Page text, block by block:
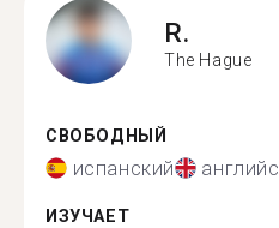
R.
The Hague
СВОБОДНЫЙ
испанский
ИЗУЧАЕТ